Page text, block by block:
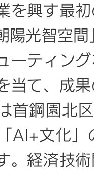
を興す最
陽光智空
ーティン
当て、成
首鋼園北
AI+文化
。経済技